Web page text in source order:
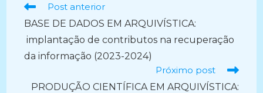
Ler
artigos
Post anterior
BASE DE DADOS EM ARQUIVÍSTICA:
implantação de contributos na recuperação
da informação (2023-2024)
Próximo post
PRODUÇÃO CIENTÍFICA EM ARQUIVÍSTICA: